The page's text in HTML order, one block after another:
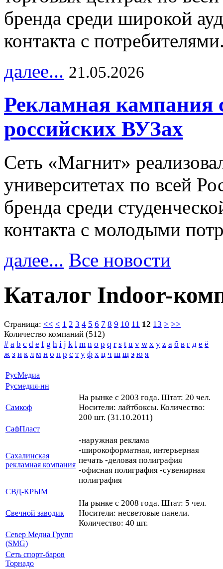
бренда среди широкой
контакта с
далее... 21.05.2026
Рекламная кампания
российских ВУЗах
Сеть «Магнит»
университетах по всей
бренда среди
контакта с молодыми
далее... Все новости
Каталог Indoor-
Страница: << < 1 2 3 4 5 6 7 8 9 10 11 12 13 > >>
Количество компаний (512)
# a b c d e f g h i j k l m n o p q r s t u v w x y z а б в г д е ё
ж з и к л м н о п р с т у ф х ц ч ш щ э ю я
РусМедиа
Русмедия-нн
Самкоф
На рынке с 2003 года. Штат: 20 чел.
Носители: лайтбоксы. Количество:
200 шт. (31.10.2011)
СафПласт
Сахалинская
рекламная компания
-наружная реклама
-широкоформатная, интерьерная
печать -деловая полиграфия
-офисная полиграфия -сувенирная
полиграфия
СВД-КРЫМ
Свечной заводик
На рынке с 2008 года. Штат: 5 чел.
Носители: несветовые панели.
Количество: 40 шт.
Север Медиа Групп
(SMG)
Сеть спорт-баров
Торнадо